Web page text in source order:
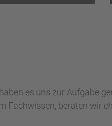
es uns zur Aufgabe
Fachwissen, beraten wir